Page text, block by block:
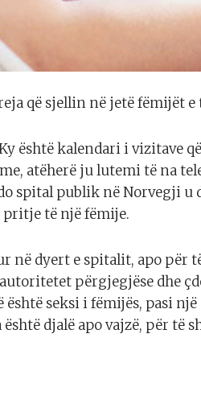
që sjellin në jetë fëmijët
është kalendari i vizitave
atëherë ju lutemi të na
spital publik në Norvegji u
të një fëmije.
në dyert e spitalit, apo për
përgjegjëse dhe
seksi i fëmijës, pasi
djalë apo vajzë, për të